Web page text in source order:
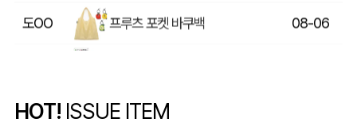
문OO [보틀로만] 리유저블 컵 355ml 08-06
신OO 폴리고무밴드담요 (100*75cm)
HOT! ISSUE ITEM